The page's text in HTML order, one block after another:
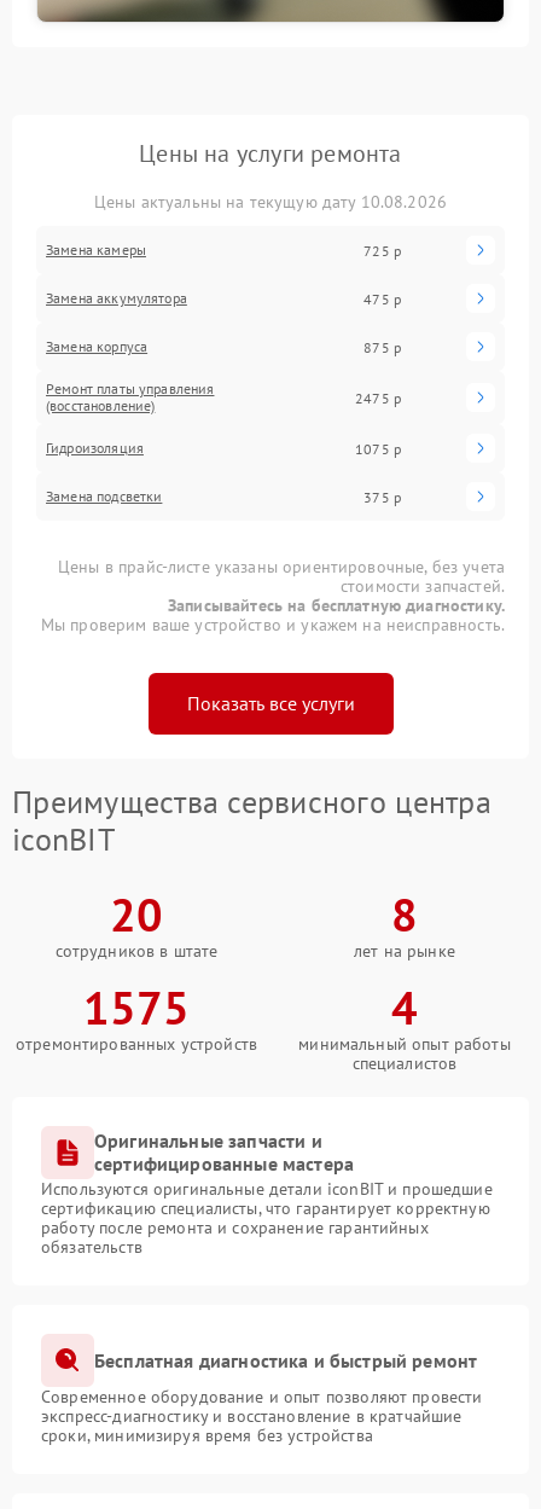
Цены на услуги ремонта
Цены актуальны на текущую дату 10.08.2026
Замена камеры 725 р
Замена аккумулятора 475 р
Замена корпуса 875 р
Ремонт платы управления
(восстановление)
2475 р
Гидроизоляция 1075 р
Замена подсветки 375 р
Цены в прайс-листе указаны ориентировочные, без учета
стоимости запчастей.
Записывайтесь на бесплатную диагностику.
Мы проверим ваше устройство и укажем на неисправность.
Показать все услуги
Преимущества сервисного центра
iconBIT
20
сотрудников в штате
8
лет на рынке
1575
отремонтированных устройств
4
минимальный опыт работы
специалистов
Оригинальные запчасти и
сертифицированные мастера
Используются оригинальные детали iconBIT и прошедшие
сертификацию специалисты, что гарантирует корректную
работу после ремонта и сохранение гарантийных
обязательств
Бесплатная диагностика и быстрый ремонт
Современное оборудование и опыт позволяют провести
экспресс-диагностику и восстановление в кратчайшие
сроки, минимизируя время без устройства